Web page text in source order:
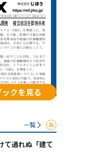
クを見る
一覧
て通れぬ「建て